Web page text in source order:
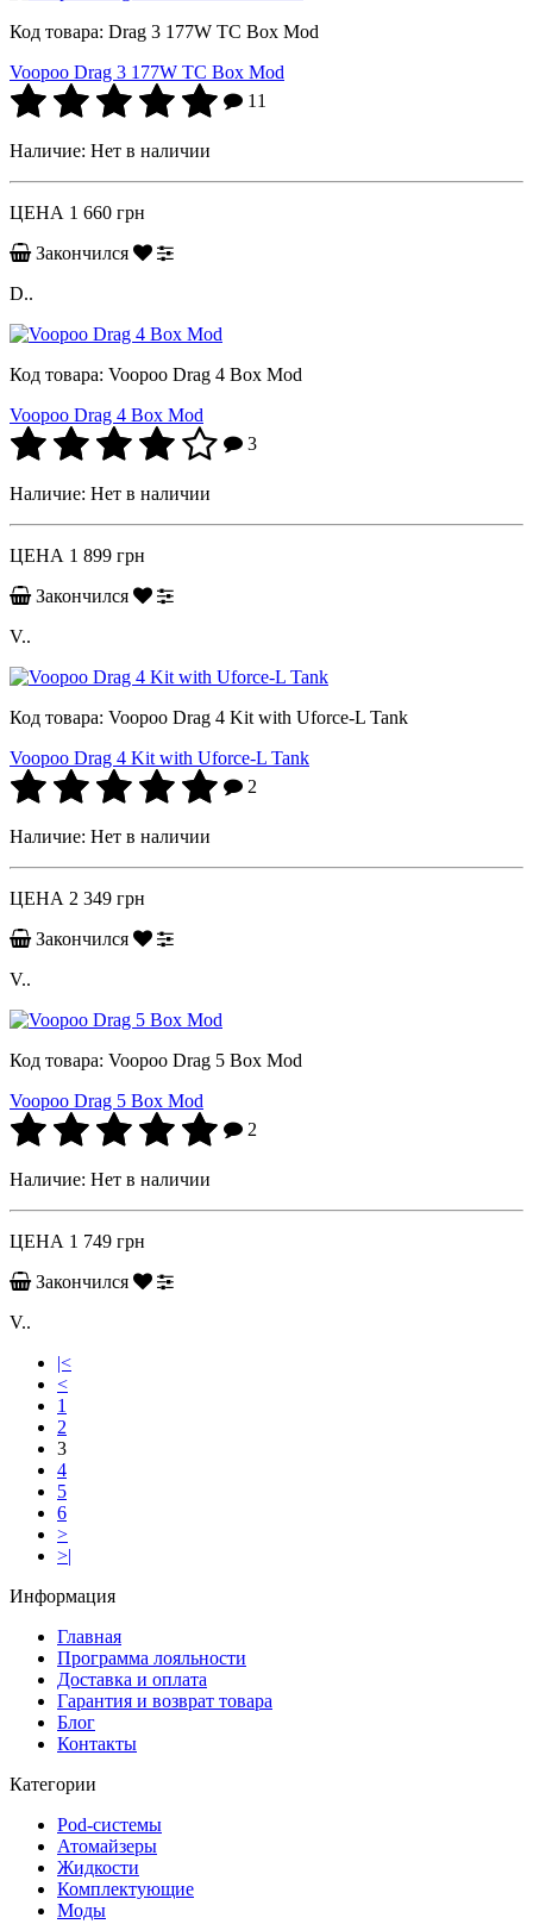
Код товара: Drag 3 177W TC Box Mod
Voopoo Drag 3 177W TC Box Mod
11
Наличие: Нет в наличии
ЦЕНА 1 660 грн
Закончился
D..
Код товара: Voopoo Drag 4 Box Mod
Voopoo Drag 4 Box Mod
3
Наличие: Нет в наличии
ЦЕНА 1 899 грн
Закончился
V..
Код товара: Voopoo Drag 4 Kit with Uforce-L Tank
Voopoo Drag 4 Kit with Uforce-L Tank
2
Наличие: Нет в наличии
ЦЕНА 2 349 грн
Закончился
V..
Код товара: Voopoo Drag 5 Box Mod
Voopoo Drag 5 Box Mod
2
Наличие: Нет в наличии
ЦЕНА 1 749 грн
Закончился
V..
|<
<
1
2
3
4
5
6
>
>|
Информация
Главная
Программа лояльности
Доставка и оплата
Гарантия и возврат товара
Блог
Контакты
Категории
Pod-системы
Атомайзеры
Жидкости
Комплектующие
Моды